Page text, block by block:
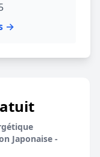
→
Japonaise -